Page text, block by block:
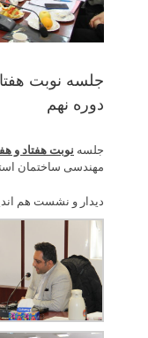
دوره نهم
جلسه نوبت هفتاد و
مهندسی ساختمان
دیدار و نشست هم